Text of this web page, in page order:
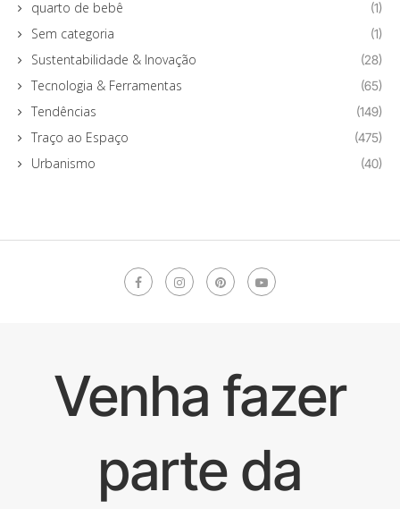
quarto de bebê (1)
Sem categoria (1)
Sustentabilidade & Inovação (28)
Tecnologia & Ferramentas (65)
Tendências (149)
Traço ao Espaço (475)
Urbanismo (40)
Venha fazer
parte da